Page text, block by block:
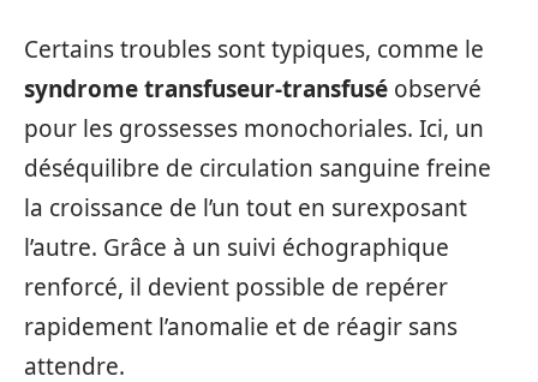
Certains troubles sont typiques, comme le
syndrome transfuseur-transfusé observé
pour les grossesses monochoriales. Ici, un
déséquilibre de circulation sanguine freine
la croissance de l’un tout en surexposant
l’autre. Grâce à un suivi échographique
renforcé, il devient possible de repérer
rapidement l’anomalie et de réagir sans
attendre.